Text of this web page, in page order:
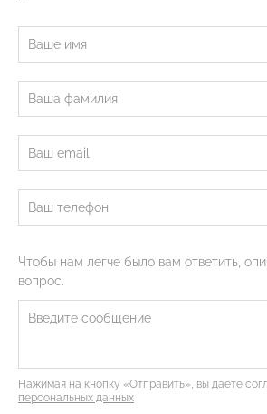
Чтобы нам легче было вам ответить,
вопрос.
Нажимая на кнопку «Отправить», вы даете
персональных данных